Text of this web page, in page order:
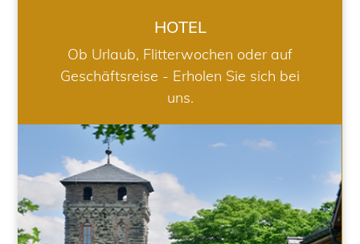
HOTEL
Ob Urlaub, Flitterwochen oder auf
Geschäftsreise - Erholen Sie sich bei
uns.